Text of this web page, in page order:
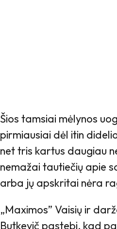
Šios tamsiai mėlynos
pirmiausiai dėl itin
net tris kartus daugiau
nemažai tautiečių apie
arba jų apskritai nėra
„Maximos” Vaisių ir
Butkevič pastebi, kad